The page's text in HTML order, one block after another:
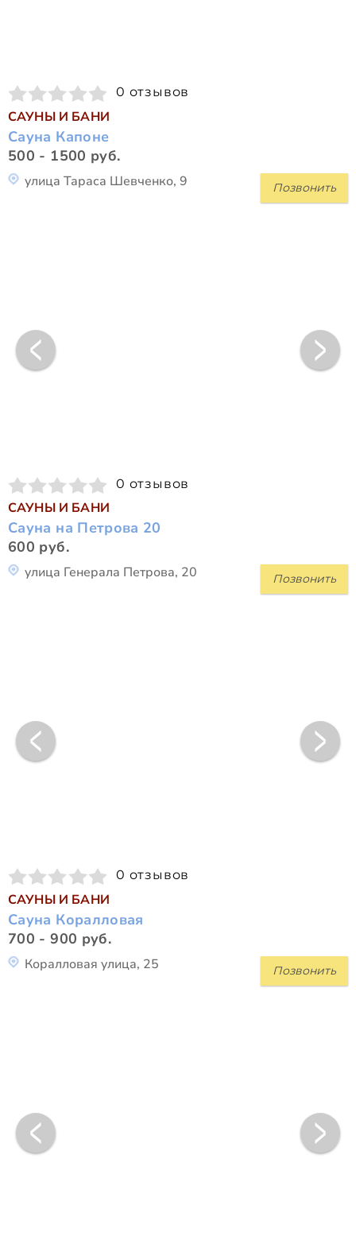
0 отзывов
САУНЫ И БАНИ
Сауна Капоне
500 - 1500 руб.
Позвонить
улица Тараса Шевченко, 9
0 отзывов
САУНЫ И БАНИ
Сауна на Петрова 20
600 руб.
Позвонить
улица Генерала Петрова, 20
0 отзывов
САУНЫ И БАНИ
Сауна Коралловая
700 - 900 руб.
Позвонить
Коралловая улица, 25